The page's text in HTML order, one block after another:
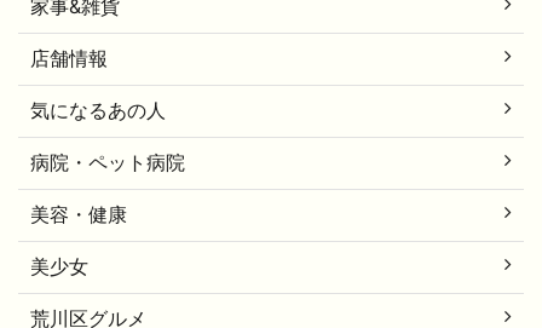
家事&雑貨
店舗情報
気になるあの人
病院・ペット病院
美容・健康
美少女
荒川区グルメ